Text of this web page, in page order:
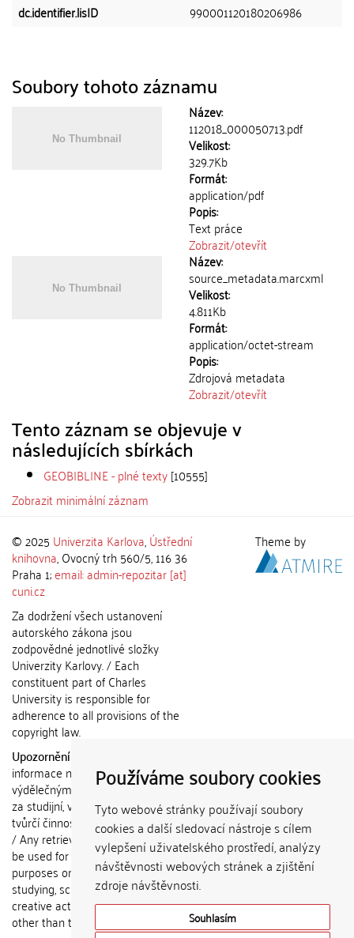
Používáme soubory cookies
Tyto webové stránky používají soubory
cookies a další sledovací nástroje s cílem
vylepšení uživatelského prostředí, analýzy
návštěvnosti webových stránek a zjištění
zdroje návštěvnosti.
Souhlasím
dc.identifier.lisID
990001120180206986
Soubory tohoto záznamu
Název:
112018_000050713.pdf
Velikost:
329.7Kb
Formát:
application/pdf
Popis:
Text práce
Zobrazit/otevřít
Název:
source_metadata.marcxml
Velikost:
4.811Kb
Formát:
application/octet-stream
Popis:
Zdrojová metadata
Zobrazit/otevřít
Tento záznam se objevuje v
následujících sbírkách
GEOBIBLINE - plné texty[10555]
Zobrazit minimální záznam
© 2025 Univerzita Karlova,Ústřední
knihovna, Ovocný trh 560/5, 116 36
Praha 1;email: admin-repozitar [at]
cuni.cz
Za dodržení všech ustanovení
autorského zákona jsou
zodpovědné jednotlivé složky
Univerzity Karlovy. / Each
constituent part of Charles
University is responsible for
adherence to all provisions of the
copyright law.
Upozornění / Notice:
informace nemohou být použity k
výdělečným účelům nebo vydávány
za studijní, vědeckou nebo jinou
tvůrčí činnost jiné osoby než autora.
/ Any retrieved information shall not
be used for any commercial
purposes or claimed as results of
studying, scientific or any other
creative activities of any person
other than the author.
Theme by